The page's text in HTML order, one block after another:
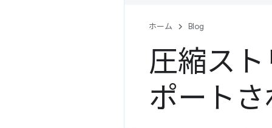
ホーム Blog
圧縮ス
ポート